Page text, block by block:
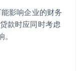
影响企业的财务
款时应同时考虑